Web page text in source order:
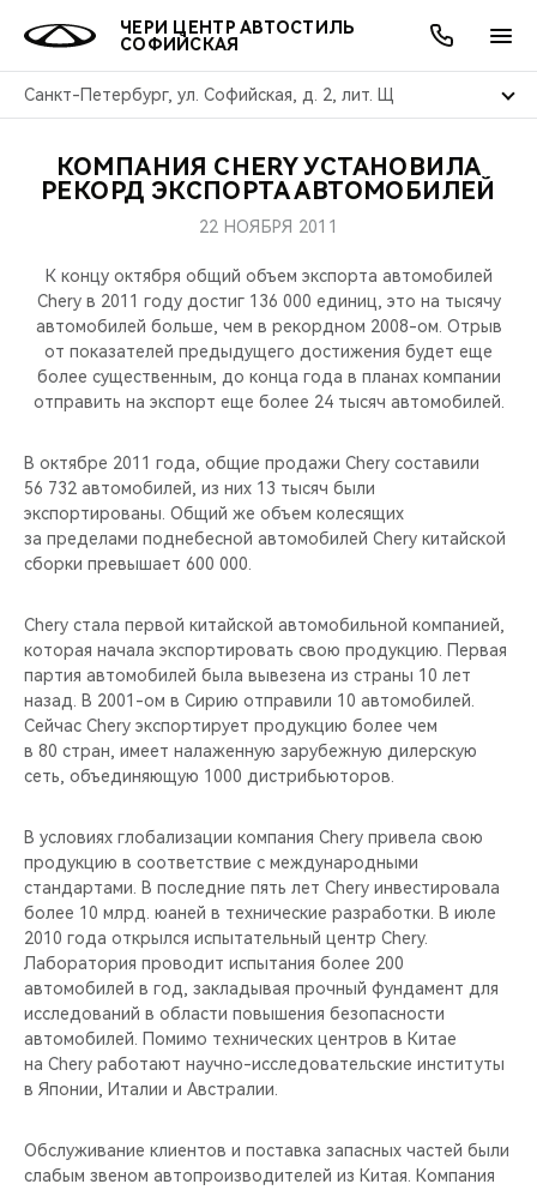
ЧЕРИ ЦЕНТР АВТОСТИЛЬ
СОФИЙСКАЯ
Санкт-Петербург, ул. Софийская, д. 2, лит. Щ
МОДЕЛИ
КРОССОВЕРЫ
СЕДАНЫ
НОВИНКИ
ПОКУПАТЕЛЯМ
КРЕДИТ И СТРАХОВАНИЕ
ВЛАДЕЛЬЦАМ
ЗАПЧАСТИ И АКСЕССУАРЫ
ПОДДЕРЖКА
МИР CHERY
О БРЕНДЕ
CHERY В СОЦСЕТЯХ
БЛАГОТВОРИТЕЛЬНОСТЬ
CHERY REMOTE
НАШИ МЕРОПРИЯТИЯ
ВИДЕООБЗОРЫ
CHERY ДЛЯ ДЕТЕЙ
АКЦИИ
ОНЛАЙН СЕРВИСЫ
КРЕДИТ
О КОМПАНИИ
МЫ В СОЦСЕТЯХ
КОМПАНИЯ CHERY УСТАНОВИЛА
РЕКОРД ЭКСПОРТА АВТОМОБИЛЕЙ
22 НОЯБРЯ 2011
К концу октября общий объем экспорта автомобилей
Chery в 2011 году достиг 136 000 единиц, это на тысячу
автомобилей больше, чем в рекордном 2008-ом. Отрыв
от показателей предыдущего достижения будет еще
более существенным, до конца года в планах компании
отправить на экспорт еще более 24 тысяч автомобилей.
В октябре 2011 года, общие продажи Chery составили
56 732 автомобилей, из них 13 тысяч были
экспортированы. Общий же объем колесящих
за пределами поднебесной автомобилей Chery китайской
сборки превышает 600 000.
Chery стала первой китайской автомобильной компанией,
которая начала экспортировать свою продукцию. Первая
партия автомобилей была вывезена из страны 10 лет
назад. В 2001-ом в Сирию отправили 10 автомобилей.
Сейчас Chery экспортирует продукцию более чем
в 80 стран, имеет налаженную зарубежную дилерскую
сеть, объединяющую 1000 дистрибьюторов.
В условиях глобализации компания Chery привела свою
продукцию в соответствие с международными
стандартами. В последние пять лет Chery инвестировала
более 10 млрд. юаней в технические разработки. В июле
2010 года открылся испытательный центр Chery.
Лаборатория проводит испытания более 200
автомобилей в год, закладывая прочный фундамент для
исследований в области повышения безопасности
автомобилей. Помимо технических центров в Китае
на Chery работают научно-исследовательские институты
в Японии, Италии и Австралии.
Обслуживание клиентов и поставка запасных частей были
слабым звеном автопроизводителей из Китая. Компания